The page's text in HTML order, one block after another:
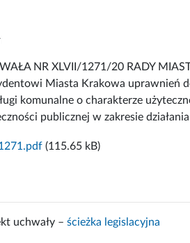
NR XLVII/1271/20 RADY
Miasta Krakowa uprawnień
komunalne o charakterze
publicznej w zakresie
(115.65 kB)
uchwały – ścieżka legislacyjna